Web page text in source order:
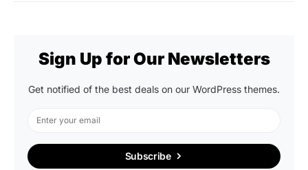
Sign Up for Our Newsletters
Get notified of the best deals on our WordPress themes.
Subscribe